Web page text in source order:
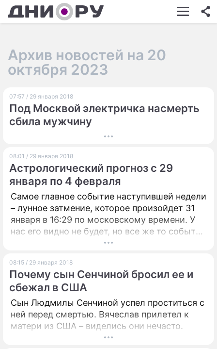
ШОУ-БИЗНЕС
КИНО
СЕРИАЛЫ
ИГРЫ
ПРЕСС-РЕЛИЗЫ
Архив новостей на 20
октября 2023
07:57 / 29 января 2018
Под Москвой электричка насмерть
сбила мужчину
08:01 / 29 января 2018
Астрологический прогноз с 29
января по 4 февраля
Самое главное событие наступившей недели
– лунное затмение, которое произойдет 31
января в 16:29 по московскому времени. У
нас его видно не будет, но все же то событие
окажет влияние на нас. Поэтому, не стоит
08:15 / 29 января 2018
Почему сын Сенчиной бросил ее и
сбежал в США
Сын Людмилы Сенчиной успел проститься с
ней перед смертью. Вячеслав прилетел к
матери из США – виделись они нечасто.